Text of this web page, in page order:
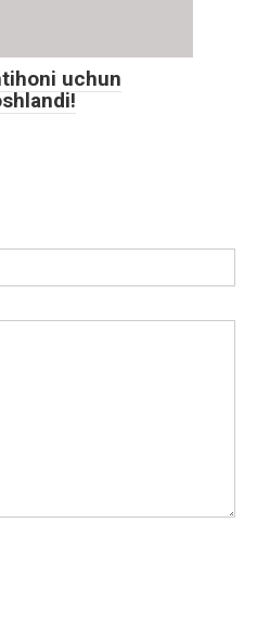
uchun